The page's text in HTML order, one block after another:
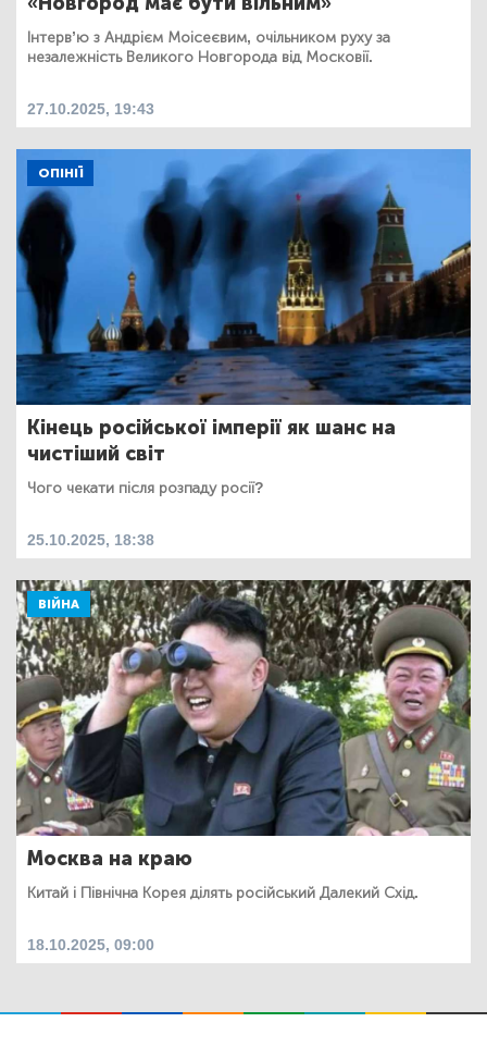
Інтерв’ю з Андрієм Моісеєвим, очільником руху за
незалежність Великого Новгорода від Московії.
27.10.2025, 19:43
ОПІНІЇ
Кінець російської імперії як шанс на
чистіший світ
Чого чекати після розпаду росії?
25.10.2025, 18:38
ВІЙНА
Москва на краю
Китай і Північна Корея ділять російський Далекий Схід.
18.10.2025, 09:00